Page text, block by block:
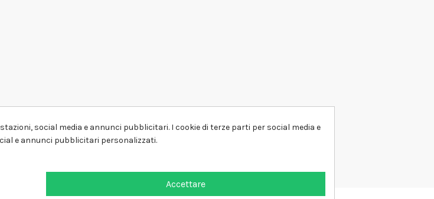
social media e annunci pubblicitari. I cookie di terze parti per social media e
e annunci pubblicitari personalizzati.
Accettare